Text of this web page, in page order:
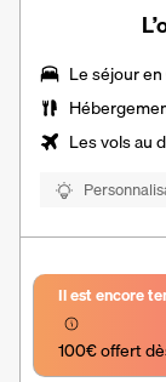
Le séjour
Les vols au
Il est encore
100€ offert